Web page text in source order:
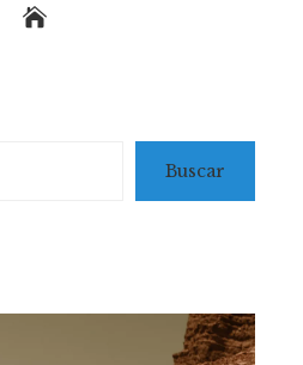
Buscar